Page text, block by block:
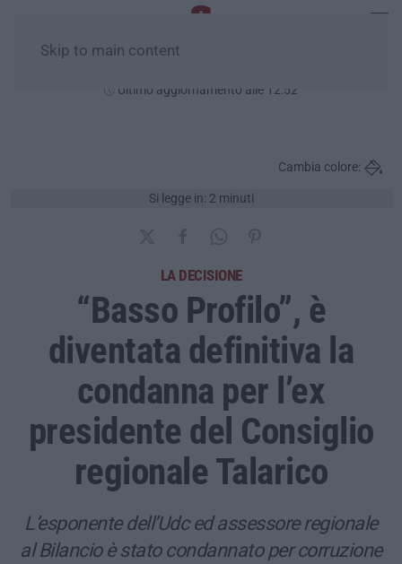
Skip to main content
Ultimo aggiornamento alle 12:52
Si legge in: 2 minuti
Cambia colore:
LA DECISIONE
“Basso Profilo”, è
diventata definitiva la
condanna per l’ex
presidente del Consiglio
regionale Talarico
L’esponente dell’Udc ed assessore regionale
al Bilancio è stato condannato per corruzione